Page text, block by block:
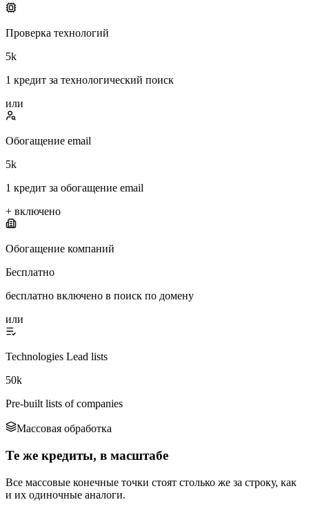
Проверка технологий
5k
1 кредит за технологический поиск
или
Обогащение email
5k
1 кредит за обогащение email
+ включено
Обогащение компаний
Бесплатно
бесплатно включено в поиск по домену
или
Technologies Lead lists
50k
Pre-built lists of companies
Массовая обработка
Те же кредиты, в масштабе
Все массовые конечные точки стоят столько же за строку, как
и их одиночные аналоги.